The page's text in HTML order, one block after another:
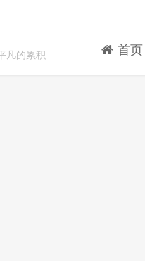
凡的累积
首页